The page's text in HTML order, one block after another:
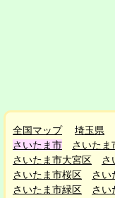
全国マップ
埼玉県
さいたま市
さいたま
さいたま市大宮区
さ
さいたま市桜区
さい
さいたま市緑区
さい